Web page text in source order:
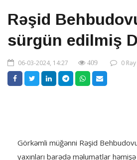
Rəşid
sürgün edilmiş
06-03-2024, 14:27 409 0 Rəy
Görkəmli müğənni Rəşid
yaxınları barədə məlumatlar